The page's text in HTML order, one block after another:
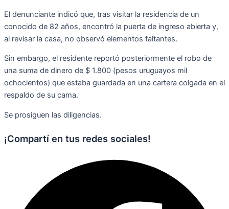
El denunciante indicó que, tras visitar la residencia de un
conocido de 82 años, encontró la puerta de ingreso abierta y,
al revisar la casa, no observó elementos faltantes.
Sin embargo, el residente reportó posteriormente el robo de
una suma de dinero de $ 1.800 (pesos uruguayos mil
ochocientos) que estaba guardada en una cartera colgada en el
respaldo de su cama.
Se prosiguen las diligencias.
¡Compartí en tus redes sociales!